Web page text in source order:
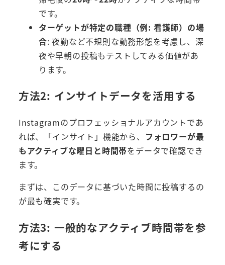
です。
ターゲットが特定の職種（例: 看護師）の場
合: 夜勤など不規則な勤務形態を考慮し、深
夜や早朝の投稿もテストしてみる価値があ
ります。
方法2: インサイトデータを活用する
Instagramのプロフェッショナルアカウントであ
れば、「インサイト」機能から、 フォロワーが最
もアクティブな曜日と時間帯をデータで確認でき
ます。
まずは、このデータに基づいた時間に投稿するの
が最も確実です。
方法3: 一般的なアクティブ時間帯を参
考にする